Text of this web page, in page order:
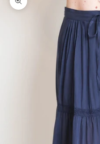
Bild vergrößern